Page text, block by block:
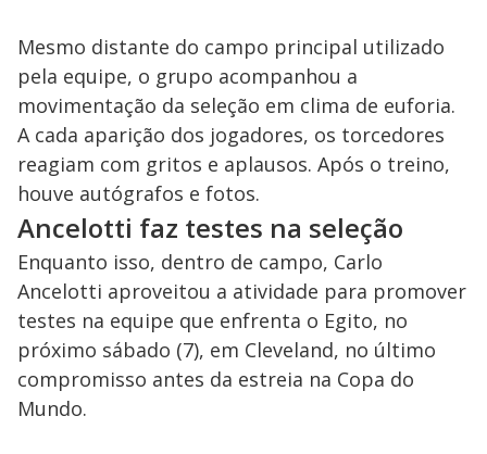
Mesmo distante do campo principal utilizado
pela equipe, o grupo acompanhou a
movimentação da seleção em clima de euforia.
A cada aparição dos jogadores, os torcedores
reagiam com gritos e aplausos. Após o treino,
houve autógrafos e fotos.
Ancelotti faz testes na seleção
Enquanto isso, dentro de campo, Carlo
Ancelotti aproveitou a atividade para promover
testes na equipe que enfrenta o Egito, no
próximo sábado (7), em Cleveland, no último
compromisso antes da estreia na Copa do
Mundo.